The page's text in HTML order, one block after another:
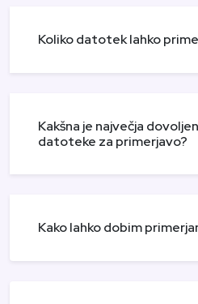
Koliko datotek lahko
Kakšna je največja
datoteke za primerjavo?
Kako lahko dobim